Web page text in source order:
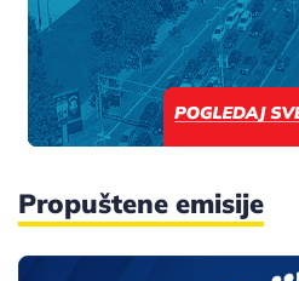
Propuštene emisije